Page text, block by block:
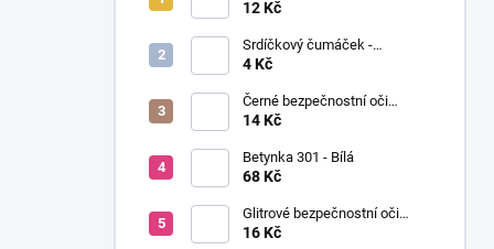
Ø12mm (pár)
12 Kč
Srdíčkový čumáček -
12x13mm
4 Kč
Černé bezpečnostní oči
Ø14mm (pár)
14 Kč
Betynka 301 - Bílá
68 Kč
Glitrové bezpečnostní oči
Ø10mm (Pár)
16 Kč